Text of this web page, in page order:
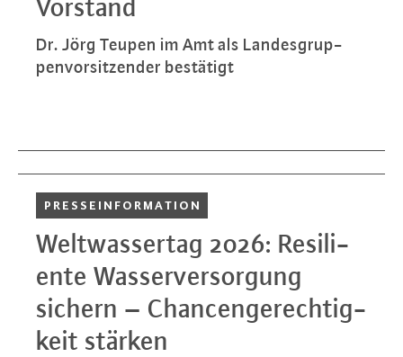
Vorstand
Dr. Jörg Teupen im Amt als Lan­des­grup­
pen­vor­sit­zen­der bestätigt
PRES­SE­INFOR­MA­TI­ON
Welt­was­ser­tag 2026: Resi­li­
en­te Was­ser­ver­sor­gung
sichern – Chan­cen­ge­rech­tig­
keit stärken